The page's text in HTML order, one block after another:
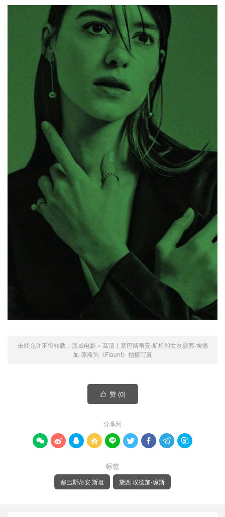
未经允许不得转载： 漫威电影 » 高清丨塞巴斯蒂安·斯坦和女友黛西·埃德
加-琼斯为《Flaunt》拍摄写真
 赞 (0)
分享到
        
标签
塞巴斯蒂安·斯坦 黛西·埃德加-琼斯